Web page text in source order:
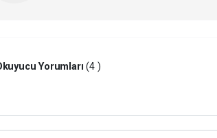
Yorumları(4 )